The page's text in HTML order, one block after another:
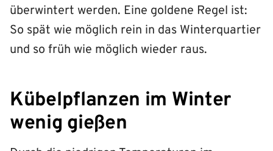
überwintert werden. Eine goldene Regel ist:
So spät wie möglich rein in das Winterquartier
und so früh wie möglich wieder raus.
Kübelpflanzen im Winter
wenig gießen